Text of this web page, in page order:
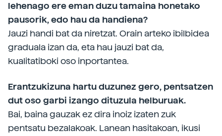
lehenago ere eman duzu tamaina honetako
pausorik, edo hau da handiena?
Jauzi handi bat da niretzat. Orain arteko ibilbidea
graduala izan da, eta hau jauzi bat da,
kualitatiboki oso inportantea.
Erantzukizuna hartu duzunez gero, pentsatzen
dut oso garbi izango dituzula helburuak.
Bai, baina gauzak ez dira inoiz izaten zuk
pentsatu bezalakoak. Lanean hasitakoan, ikusi